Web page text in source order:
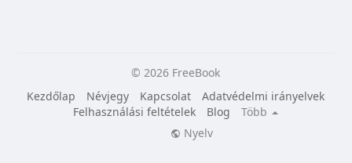
© 2026 FreeBook
Kezdőlap
Névjegy Kapcsolat
Adatvédelmi irányelvek
Felhasználási feltételek
Blog
Több
Nyelv